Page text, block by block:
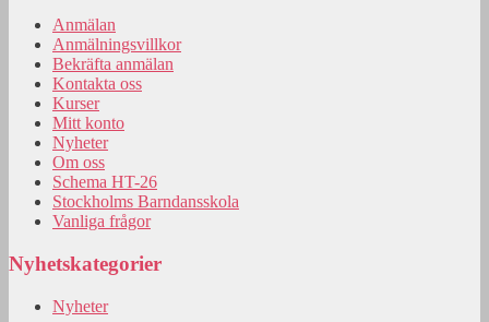
Anmälan
Anmälningsvillkor
Bekräfta anmälan
Kontakta oss
Kurser
Mitt konto
Nyheter
Om oss
Schema HT-26
Stockholms Barndansskola
Vanliga frågor
Nyhetskategorier
Nyheter